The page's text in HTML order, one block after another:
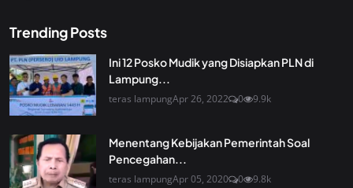
Trending Posts
Ini 12 Posko Mudik yang Disiapkan PLN di
Lampung...
teras lampungApr 26, 2022 0 9.9k
Menentang Kebijakan Pemerintah Soal
Pencegahan...
teras lampungApr 05, 2020 0 9.8k